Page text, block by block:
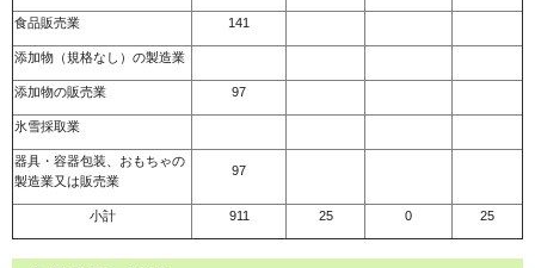
食品販売業 141
添加物（規格なし）の製造業
添加物の販売業 97
氷雪採取業
器具・容器包装、おもちゃの
製造業又は販売業
97
小計 911 25 0 25